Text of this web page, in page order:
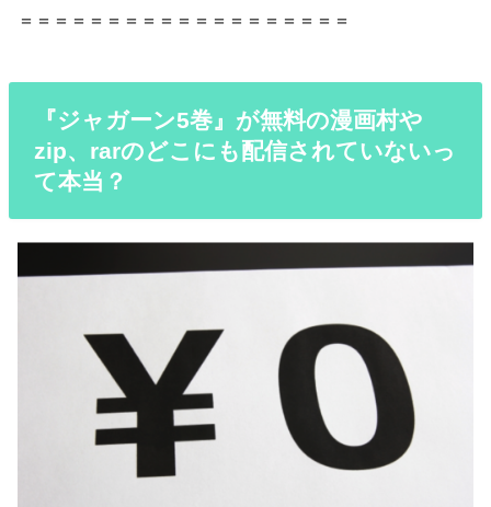
＝＝＝＝＝＝＝＝＝＝＝＝＝＝＝＝＝＝＝
『ジャガーン5巻』が無料の漫画村や
zip、rarのどこにも配信されていないっ
て本当？